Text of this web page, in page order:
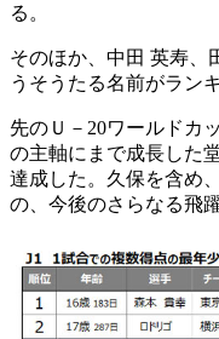
る。
そのほか、中田 英寿、
うそうたる名前がラン
先のＵ－20ワールドカ
の主軸にまで成長した
達成した。久保を含め
の、今後のさらなる飛